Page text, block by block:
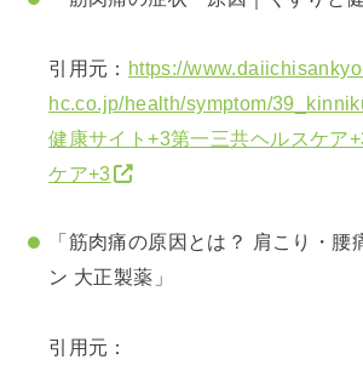
引用元： https://
hc.co.jp/health/symptom/
健康サイト+3第一三共ヘルスケア
ケア+3
「筋肉痛の原因とは？ 肩こり・腰
ン 大正製薬」
引用元：